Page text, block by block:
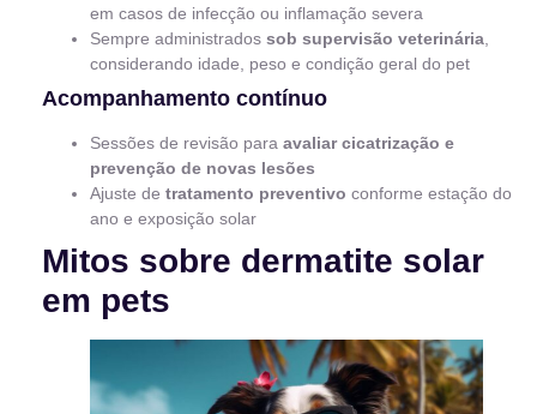
em casos de infecção ou inflamação severa
Sempre administrados sob supervisão veterinária,
considerando idade, peso e condição geral do pet
Acompanhamento contínuo
Sessões de revisão para avaliar cicatrização e
prevenção de novas lesões
Ajuste de tratamento preventivo conforme estação do
ano e exposição solar
Mitos sobre dermatite solar
em pets